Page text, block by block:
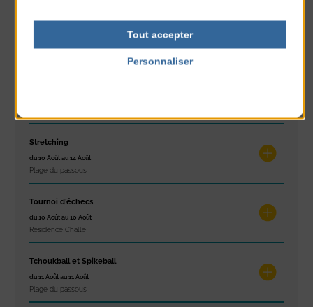
Exposition « Itinéraires »
Petit Office
Stretching
du 10 Août au 14 Août
Plage du passous
Tournoi d’échecs
du 10 Août au 10 Août
Résidence Challe
Tchoukball et Spikeball
du 11 Août au 11 Août
Plage du passous
Tout accepter
Personnaliser